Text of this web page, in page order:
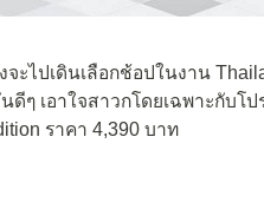
จะไปเดินเลือกช้อปในงาน
ดีๆ เอาใจสาวกโดยเฉพาะกับโ
ราคา 4,390 บาท